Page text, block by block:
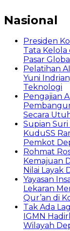
Nasional
Presiden
Tata
Pasar Global
Pelatihan
Yuni
Teknologi
Pengajian
Secara
Supian Suri
KuduSS
Pemkot
Rohmat
Kemajuan
Nilai Layak
Yayasan
Lekaran
Qur’an di
Tak Ada
IGMN
Wilayah